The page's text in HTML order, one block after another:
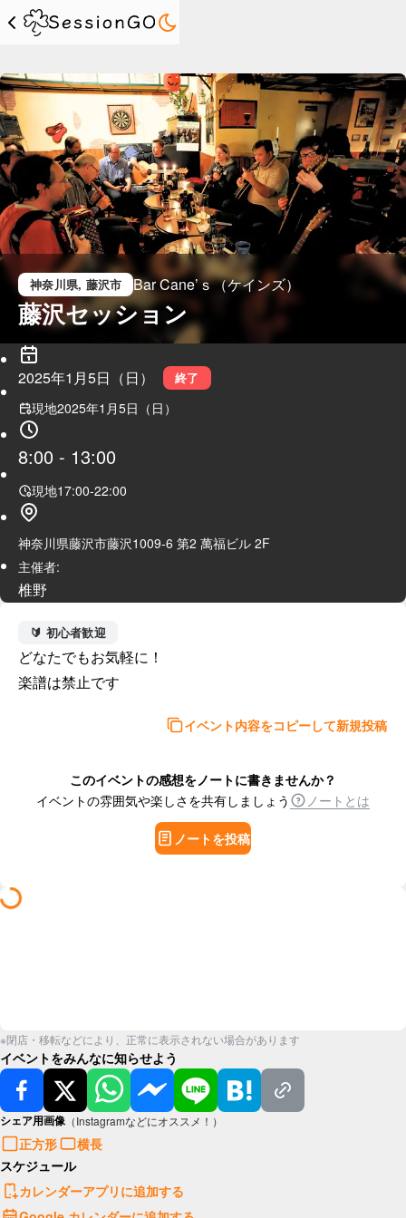
神奈川県, 藤沢市 Bar Cane’ｓ（ケインズ）
藤沢セッション
2025年1月5日（日） 終了
現地2025年1月5日（日）
8:00 - 13:00
現地17:00-22:00
神奈川県藤沢市藤沢1009-6 第2 萬福ビル 2F
主催者:
椎野
🔰 初心者歓迎
どなたでもお気軽に！
楽譜は禁止です
イベント内容をコピーして新規投稿
このイベントの感想をノートに書きませんか？
イベントの雰囲気や楽しさを共有しましょう
ノートとは
ノートを投稿
※閉店・移転などにより、正常に表示されない場合があります
イベントをみんなに知らせよう
シェア用画像 （Instagramなどにオススメ！）
正方形
横長
スケジュール
カレンダーアプリに追加する